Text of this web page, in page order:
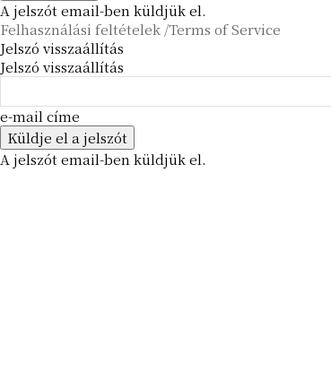
A jelszót email-ben küldjük el.
Felhasználási feltételek /Terms of Service
Jelszó visszaállítás
Jelszó visszaállítás
e-mail címe
A jelszót email-ben küldjük el.